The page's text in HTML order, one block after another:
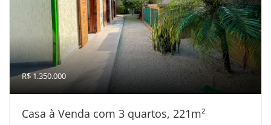
R$ 1.350.000
Casa à Venda com 3 quartos, 221m²